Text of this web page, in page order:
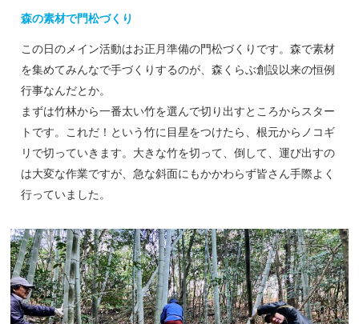
森の素材で門松づくり
この日のメイン活動はお正月準備の門松づくりです。森で素材
を集めてみんなで手づくりするのが、森くらぶ創設以来の恒例
行事なんだとか。
まずは竹林から一番太い竹を選んで切り出すところからスター
トです。これだ！という竹に目星をつけたら、根元からノコギ
リで切っていきます。大きな竹を切って、倒して、運び出すの
は大変な作業ですが、急な斜面にもかかわらず皆さん手際よく
行っていました。